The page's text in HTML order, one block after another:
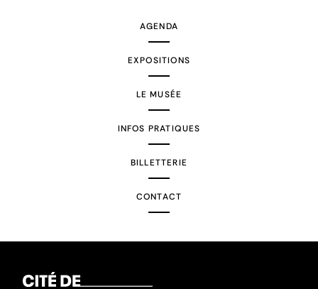
AGENDA
EXPOSITIONS
LE MUSÉE
INFOS PRATIQUES
BILLETTERIE
CONTACT